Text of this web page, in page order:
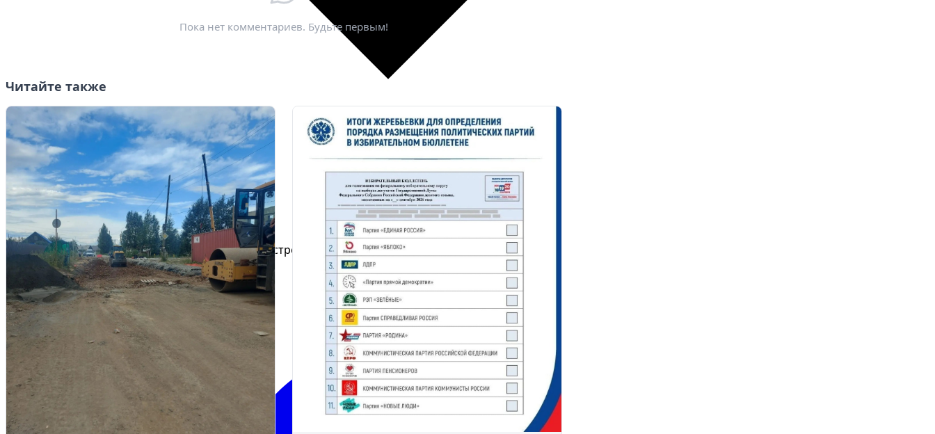
Избранное
Сохраняйте интересные объявления, чтобы быстро вернуться к ним позже.
Перейти в избранное
Пока нет комментариев. Будьте первым!
Читайте также